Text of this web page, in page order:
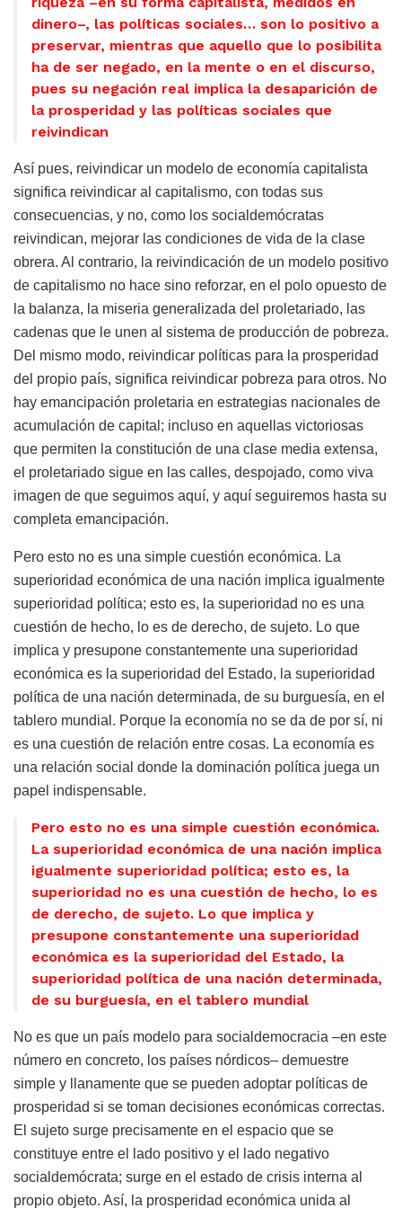
dinero–, las políticas sociales… son lo positivo a
preservar, mientras que aquello que lo posibilita
ha de ser negado, en la mente o en el discurso,
pues su negación real implica la desaparición de
la prosperidad y las políticas sociales que
reivindican
Así pues, reivindicar un modelo de economía capitalista
significa reivindicar al capitalismo, con todas sus
consecuencias, y no, como los socialdemócratas
reivindican, mejorar las condiciones de vida de la clase
obrera. Al contrario, la reivindicación de un modelo positivo
de capitalismo no hace sino reforzar, en el polo opuesto de
la balanza, la miseria generalizada del proletariado, las
cadenas que le unen al sistema de producción de pobreza.
Del mismo modo, reivindicar políticas para la prosperidad
del propio país, significa reivindicar pobreza para otros. No
hay emancipación proletaria en estrategias nacionales de
acumulación de capital; incluso en aquellas victoriosas
que permiten la constitución de una clase media extensa,
el proletariado sigue en las calles, despojado, como viva
imagen de que seguimos aquí, y aquí seguiremos hasta su
completa emancipación.
Pero esto no es una simple cuestión económica. La
superioridad económica de una nación implica igualmente
superioridad política; esto es, la superioridad no es una
cuestión de hecho, lo es de derecho, de sujeto. Lo que
implica y presupone constantemente una superioridad
económica es la superioridad del Estado, la superioridad
política de una nación determinada, de su burguesía, en el
tablero mundial. Porque la economía no se da de por sí, ni
es una cuestión de relación entre cosas. La economía es
una relación social donde la dominación política juega un
papel indispensable.
Pero esto no es una simple cuestión económica.
La superioridad económica de una nación implica
igualmente superioridad política; esto es, la
superioridad no es una cuestión de hecho, lo es
de derecho, de sujeto. Lo que implica y
presupone constantemente una superioridad
económica es la superioridad del Estado, la
superioridad política de una nación determinada,
de su burguesía, en el tablero mundial
No es que un país modelo para socialdemocracia –en este
número en concreto, los países nórdicos– demuestre
simple y llanamente que se pueden adoptar políticas de
prosperidad si se toman decisiones económicas correctas.
El sujeto surge precisamente en el espacio que se
constituye entre el lado positivo y el lado negativo
socialdemócrata; surge en el estado de crisis interna al
propio objeto. Así, la prosperidad económica unida al